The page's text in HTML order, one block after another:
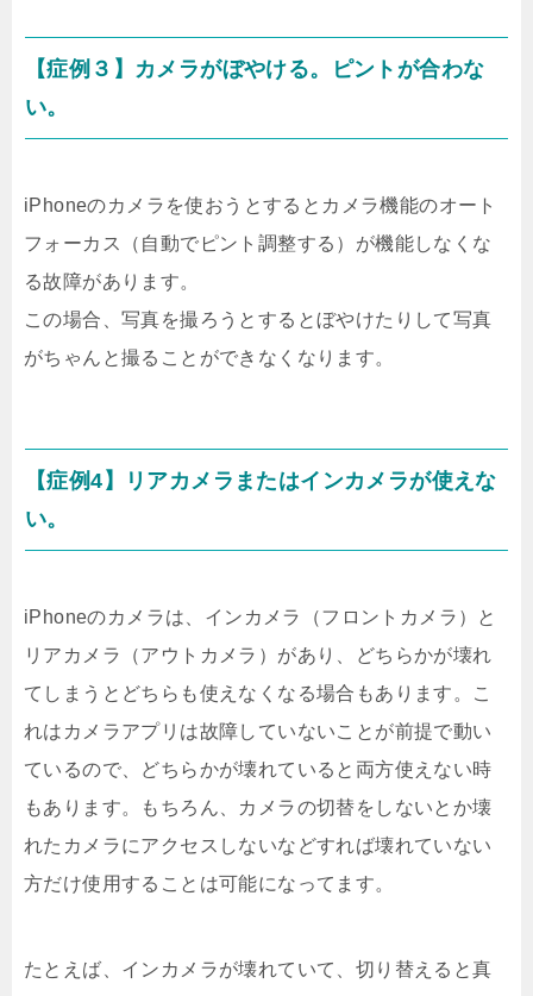
【症例３】カメラがぼやける。ピントが合わな
い。
iPhoneのカメラを使おうとするとカメラ機能のオート
フォーカス（自動でピント調整する）が機能しなくな
る故障があります。
この場合、写真を撮ろうとするとぼやけたりして写真
がちゃんと撮ることができなくなります。
【症例4】リアカメラまたはインカメラが使えな
い。
iPhoneのカメラは、インカメラ（フロントカメラ）と
リアカメラ（アウトカメラ）があり、どちらかが壊れ
てしまうとどちらも使えなくなる場合もあります。こ
れはカメラアプリは故障していないことが前提で動い
ているので、どちらかが壊れていると両方使えない時
もあります。もちろん、カメラの切替をしないとか壊
れたカメラにアクセスしないなどすれば壊れていない
方だけ使用することは可能になってます。
たとえば、インカメラが壊れていて、切り替えると真